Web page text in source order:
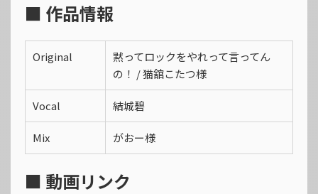
■ 作品情報
Original
黙ってロックをやれって言ってん
の！ / 猫舘こたつ様
Vocal 結城碧
Mix がおー様
■ 動画リンク